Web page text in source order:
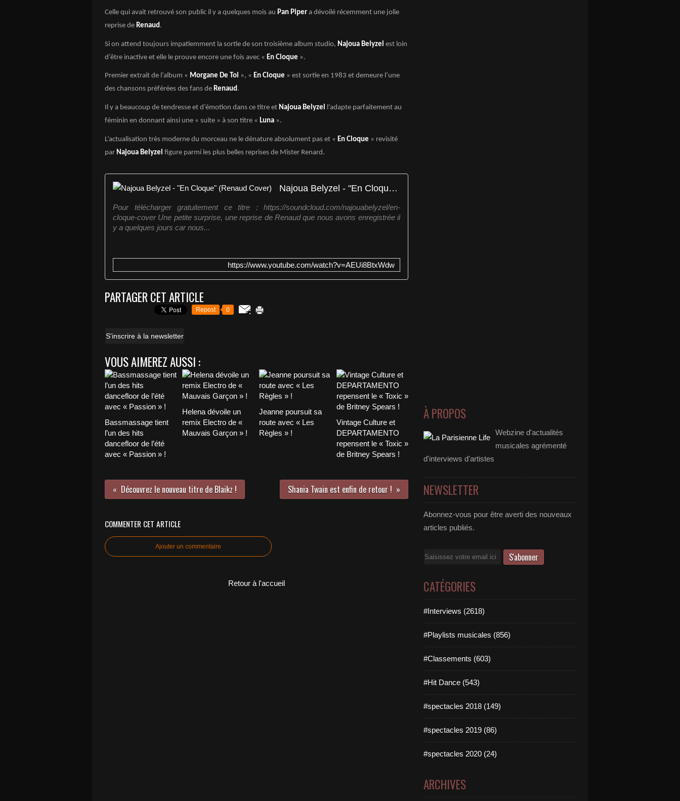
Celle qui avait retrouvé son public il y a quelques mois au Pan Piper a dévoilé récemment une jolie
reprise de Renaud.
Si on attend toujours impatiemment la sortie de son troisième album studio, Najoua Belyzel est loin
d’être inactive et elle le prouve encore une fois avec « En Cloque ».
Premier extrait de l’album « Morgane De Toi », « En Cloque » est sortie en 1983 et demeure l’une
des chansons préférées des fans de Renaud.
Il y a beaucoup de tendresse et d’émotion dans ce titre et Najoua Belyzel
l’adapte parfaitement au
féminin en donnant ainsi une « suite » à son titre « Luna ».
L’actualisation très moderne du morceau ne le dénature absolument pas et « En Cloque » revisité
par Najoua Belyzel figure parmi les plus belles reprises de Mister Renard.
Najoua Belyzel - "En Cloque" (Renaud Cover)
Pour télécharger gratuitement ce titre : https://soundcloud.com/najouabelyzel/en-
cloque-cover Une petite surprise, une reprise de Renaud que nous avons enregistrée il
y a quelques jours car nous...
https://www.youtube.com/watch?v=AEUi8BtxWdw
PARTAGER CET ARTICLE
Repost 0
S'inscrire à la newsletter
VOUS AIMEREZ AUSSI :
Bassmassage tient
l’un des hits
dancefloor de l’été
avec « Passion » !
Helena dévoile un
remix Electro de «
Mauvais Garçon » !
Jeanne poursuit sa
route avec « Les
Règles » !
Vintage Culture et
DEPARTAMENTO
repensent le « Toxic »
de Britney Spears !
Découvrez le nouveau titre de Blaikz ! Shania Twain est enfin de retour !
COMMENTER CET ARTICLE
Ajouter un commentaire
Retour à l'accueil
À PROPOS
Webzine d'actualités
musicales agrémenté
d'interviews d'artistes
NEWSLETTER
Abonnez-vous pour être averti des nouveaux
articles publiés.
Email
CATÉGORIES
#Interviews (2618)
#Playlists musicales (856)
#Classements (603)
#Hit Dance (543)
#spectacles 2018 (149)
#spectacles 2019 (86)
#spectacles 2020 (24)
ARCHIVES